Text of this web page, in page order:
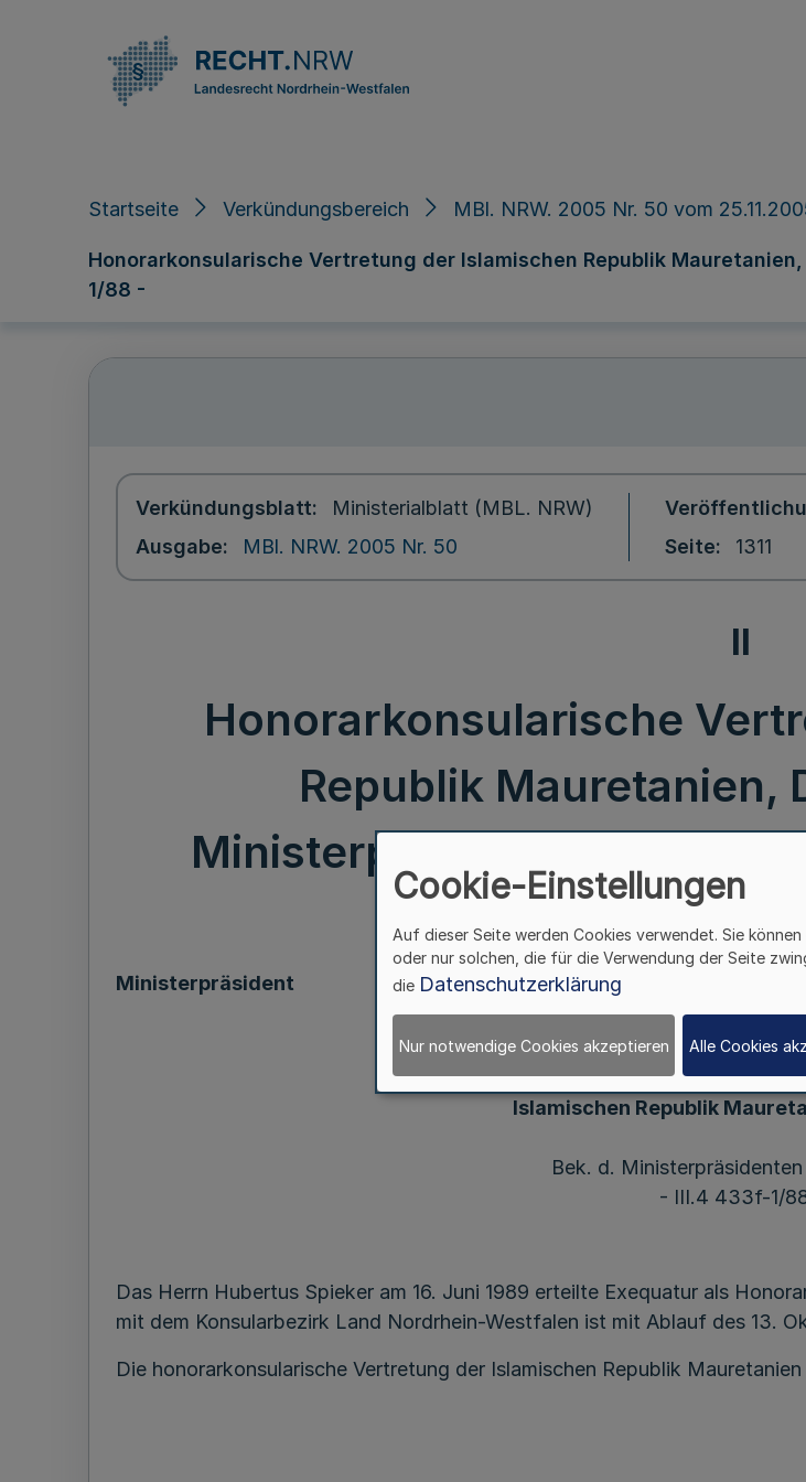
Startseite Verkündungsbereich MBl. NRW. 2005 Nr. 50 vom
Honorarkonsularische Vertretung der Islamischen Republik
1/88 -
Verkündungsblatt
Ministerialblatt (MBL. NRW)
Ausgabe
MBl. NRW. 2005 Nr. 50
Seite
1311
II
Honorarkonsularische
Republik Mauretanien,
Ministerpräsidenten v.
II.
Ministerpräsident
Honorarkonsularische
Islamischen Republik
Bek. d.
- III.4 433f-1/
Das Herrn Hubertus Spieker am 16. Juni 1989 erteilte Exequatur als
mit dem Konsularbezirk Land Nordrhein-Westfalen ist mit Ablauf des 13.
Die honorarkonsularische Vertretung der Islamischen Republik
Cookie-Einstellungen
Auf dieser Seite werden Cookies verwendet. Sie
oder nur solchen, die für die Verwendung der Seite
die Datenschutzerklärung
Nur notwendige Cookies akzeptieren Alle Cookies